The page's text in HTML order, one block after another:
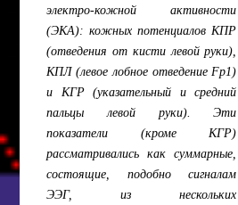
электро-кожной активности
(ЭКА): кожных потенциалов КПР
(отведения от кисти левой руки),
КПЛ (левое лобное отведение Fp1)
и КГР (указательный и средний
пальцы левой руки). Эти
показатели (кроме КГР)
рассматривались как суммарные,
состоящие, подобно сигналам
ЭЭГ, из нескольких